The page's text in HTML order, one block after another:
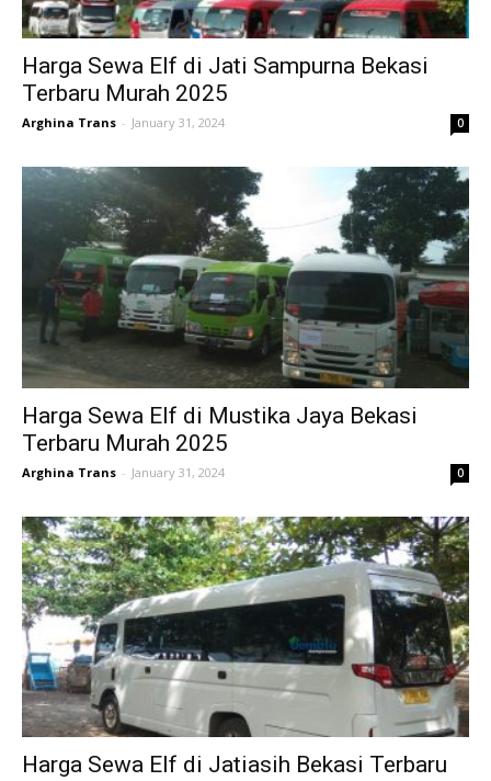
Harga Sewa Elf di Jati Sampurna Bekasi
Terbaru Murah 2025
Arghina Trans - January 31, 2024 0
Harga Sewa Elf di Mustika Jaya Bekasi
Terbaru Murah 2025
Arghina Trans - January 31, 2024 0
Harga Sewa Elf di Jatiasih Bekasi Terbaru